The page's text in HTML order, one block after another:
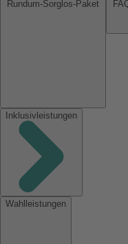
Inklusivleistungen
Wahlleistungen